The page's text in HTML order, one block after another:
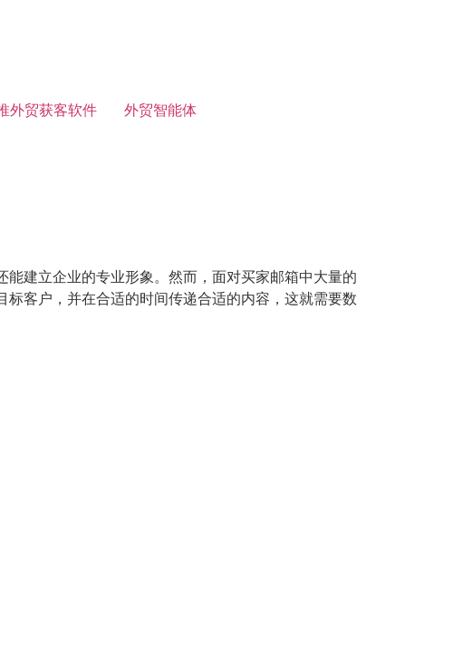
外贸获客软件 外贸智能体
建立企业的专业形象。然而，面对买家邮箱中大量的
客户，并在合适的时间传递合适的内容，这就需要数